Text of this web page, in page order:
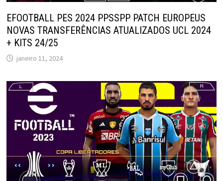
EFOOTBALL PES 2024 PPSSPP PATCH EUROPEUS
NOVAS TRANSFERÊNCIAS ATUALIZADOS UCL 2024
+ KITS 24/25
janeiro 11, 2024